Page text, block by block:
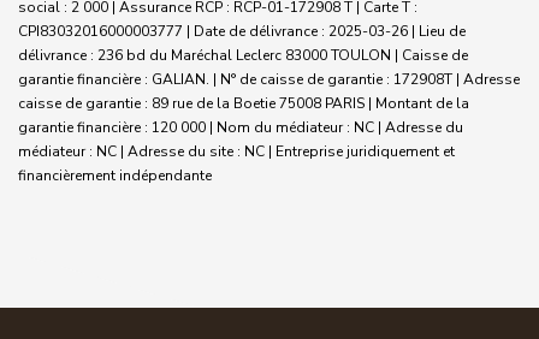
social : 2 000 | Assurance RCP : RCP-01-172908 T | Carte T :
CPI83032016000003777 | Date de délivrance : 2025-03-26 | Lieu de
délivrance : 236 bd du Maréchal Leclerc 83000 TOULON | Caisse de
garantie financière : GALIAN. | N° de caisse de garantie : 172908T | Adresse
caisse de garantie : 89 rue de la Boetie 75008 PARIS | Montant de la
garantie financière : 120 000 | Nom du médiateur : NC | Adresse du
médiateur : NC | Adresse du site : NC | Entreprise juridiquement et
financièrement indépendante